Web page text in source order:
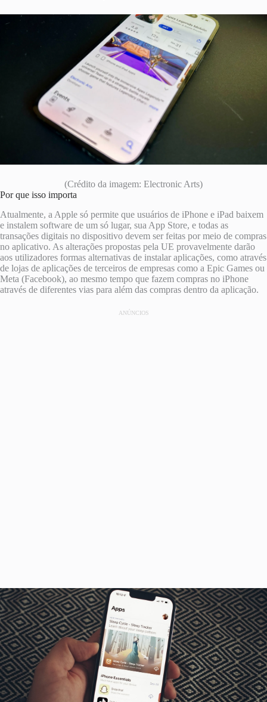
(Crédito da imagem: Electronic Arts)
Por que isso importa
Atualmente, a Apple só permite que usuários de iPhone e iPad baixem
e instalem software de um só lugar, sua App Store, e todas as
transações digitais no dispositivo devem ser feitas por meio de compras
no aplicativo. As alterações propostas pela UE provavelmente darão
aos utilizadores formas alternativas de instalar aplicações, como através
de lojas de aplicações de terceiros de empresas como a Epic Games ou
Meta (Facebook), ao mesmo tempo que fazem compras no iPhone
através de diferentes vias para além das compras dentro da aplicação.
ANÚNCIOS